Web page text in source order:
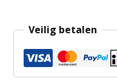
Veilig betalen